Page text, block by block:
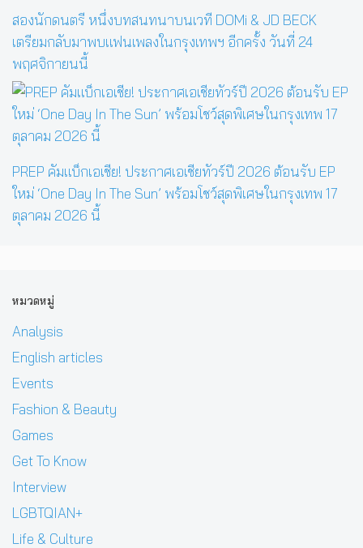
สองนักดนตรี หนึ่งบทสนทนาบนเวที DOMi & JD BECK
เตรียมกลับมาพบแฟนเพลงในกรุงเทพฯ อีกครั้ง วันที่ 24
พฤศจิกายนนี้
PREP คัมแบ็กเอเชีย! ประกาศเอเชียทัวร์ปี 2026 ต้อนรับ EP
ใหม่ ‘One Day In The Sun’ พร้อมโชว์สุดพิเศษในกรุงเทพ 17
ตุลาคม 2026 นี้
หมวดหมู่
Analysis
English articles
Events
Fashion & Beauty
Games
Get To Know
Interview
LGBTQIAN+
Life & Culture